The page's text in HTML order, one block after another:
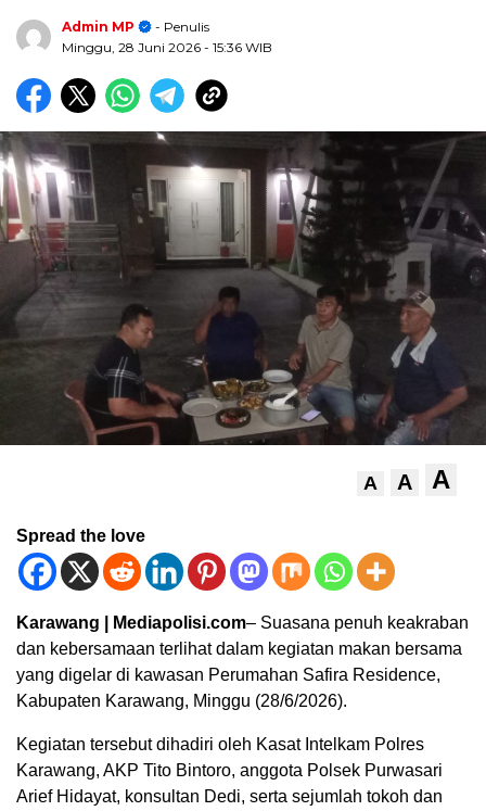
Admin MP
- Penulis
Minggu, 28 Juni 2026 - 15:36 WIB
A A A
Spread the love
Karawang | Mediapolisi.com– Suasana penuh keakraban
dan kebersamaan terlihat dalam kegiatan makan bersama
yang digelar di kawasan Perumahan Safira Residence,
Kabupaten Karawang, Minggu (28/6/2026).
Kegiatan tersebut dihadiri oleh Kasat Intelkam Polres
Karawang, AKP Tito Bintoro, anggota Polsek Purwasari
Arief Hidayat, konsultan Dedi, serta sejumlah tokoh dan